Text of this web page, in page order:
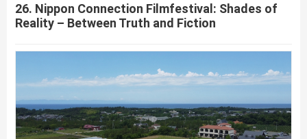
26. Nippon Connection Filmfestival: Shades of
Reality – Between Truth and Fiction